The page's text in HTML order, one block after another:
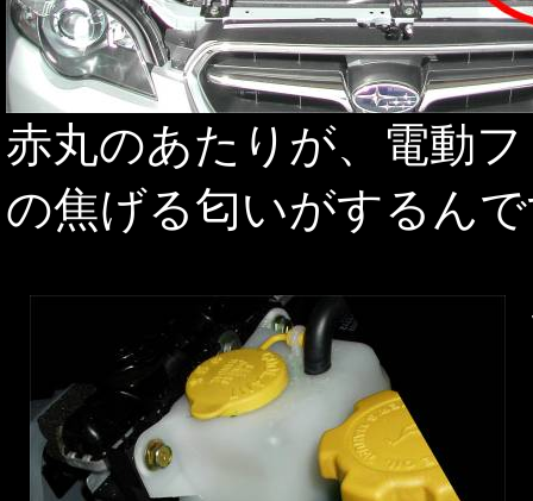
赤丸のあたりが、電動
の焦げる匂いがするん